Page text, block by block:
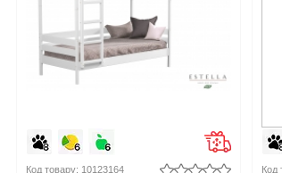
Код товару: 10123164 Код